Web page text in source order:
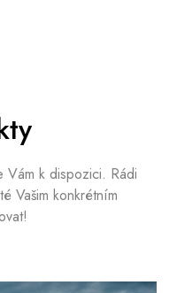
Vám k dispozici. Rádi
Vašim konkrétním